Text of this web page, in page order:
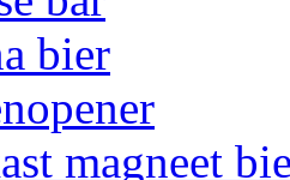
bier
magneet